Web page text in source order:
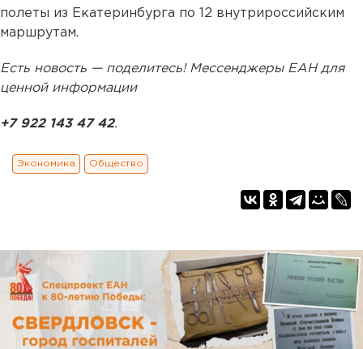
полеты из Екатеринбурга по 12 внутрироссийским
маршрутам.
Есть новость — поделитесь! Мессенджеры ЕАН для
ценной информации
+7 922 143 47 42.
Экономика Общество